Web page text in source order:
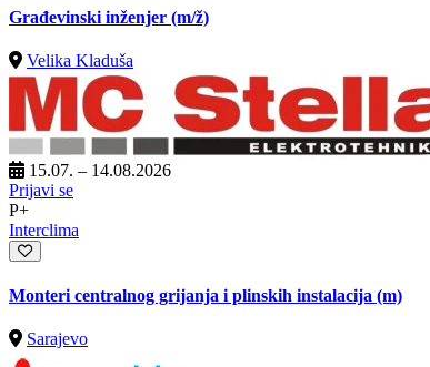
Građevinski inženjer (m/ž)
Velika Kladuša
15.07. – 14.08.2026
Prijavi se
P+
Interclima
Monteri centralnog grijanja i plinskih instalacija (m)
Sarajevo